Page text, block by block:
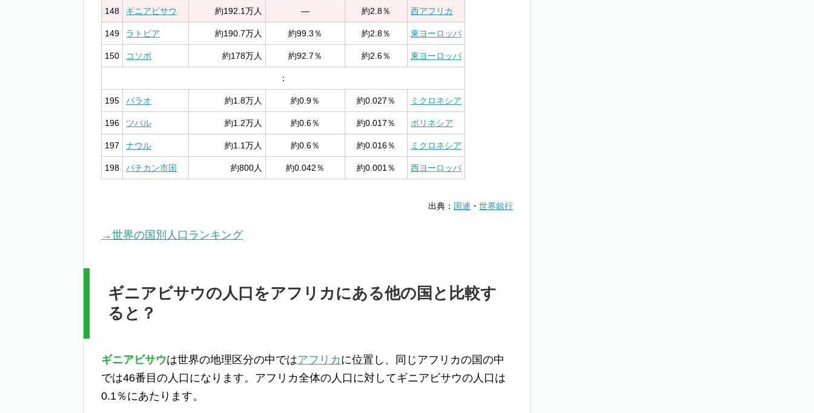
148 ギニアビサウ 約192.1万人 — 約2.8％ 西アフリカ
149 ラトビア 約190.7万人 約99.3％ 約2.8％ 東ヨーロッパ
150 コソボ 約178万人 約92.7％ 約2.6％ 東ヨーロッパ
：
195 パラオ 約1.8万人 約0.9％ 約0.027％ ミクロネシア
196 ツバル 約1.2万人 約0.6％ 約0.017％ ポリネシア
197 ナウル 約1.1万人 約0.6％ 約0.016％ ミクロネシア
198 バチカン市国 約800人 約0.042％ 約0.001％ 西ヨーロッパ
出典： 国連 ・ 世界銀行
→世界の国別人口ランキング
ギニアビサウの人口をアフリカにある他の国と比較す
ると？
ギニアビサウは世界の地理区分の中ではアフリカに位置し、同じアフリカの国の中
では46番目の人口になります。アフリカ全体の人口に対してギニアビサウの人口は
0.1％にあたります。